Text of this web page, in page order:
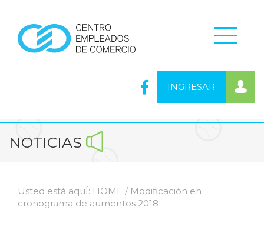
INGRESAR
NOTICIAS
Usted está aquÍ: HOME / Modificación en
cronograma de aumentos 2018